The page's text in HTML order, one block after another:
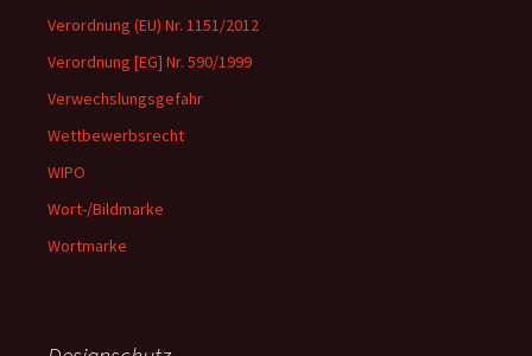
Verordnung (EU) Nr. 1151/2012
Verordnung [EG] Nr. 590/1999
Verwechslungsgefahr
Wettbewerbsrecht
WIPO
Wort-/Bildmarke
Wortmarke